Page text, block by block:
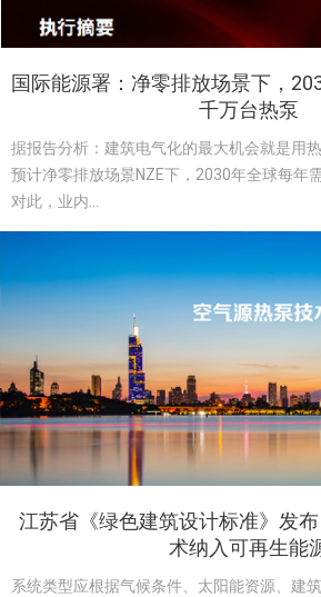
国际能源署：净零排放场景下，
千万台热泵
据报告分析：建筑电气化的最大机会就是用
预计净零排放场景NZE下，2030年全球每年
对此，业内...
江苏省《绿色建筑设计标准》发
术纳入可再生能
系统类型应根据气候条件、太阳能资源、建